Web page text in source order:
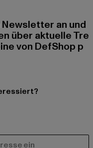
an und
über aktuelle Tre
von DefShop p